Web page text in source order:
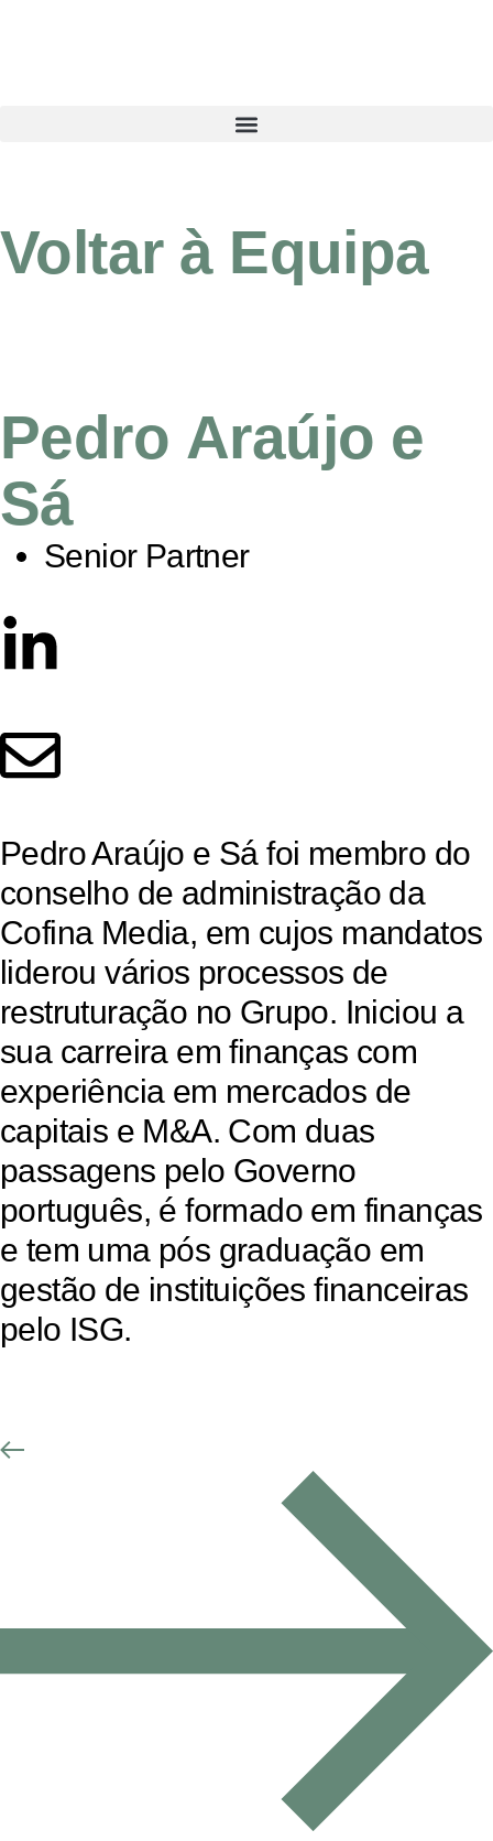
Voltar à Equipa
Pedro Araújo e
Sá
Senior Partner
PedroAraújo e Sá foi membro do
conselho de administração da
Cofina Media, em cujos mandatos
liderou vários processos de
restruturação no Grupo. Iniciou a
sua carreira em finanças com
experiência em mercados de
capitais e M&A. Com duas
passagens pelo Governo
português, é formado em finanças
e tem uma pós graduação em
gestão de instituições financeiras
pelo ISG.